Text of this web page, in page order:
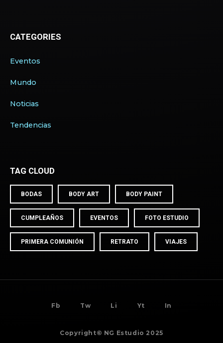
CATEGORIES
Eventos
Mundo
Noticias
Tendencias
TAG CLOUD
BODAS BODY ART BODY PAINT
CUMPLEAÑOS EVENTOS FOTO ESTUDIO
PRIMERA COMUNIÓN RETRATO VIAJES
Fb Tw Li Yt In
Copyright© NG Estudio 2025